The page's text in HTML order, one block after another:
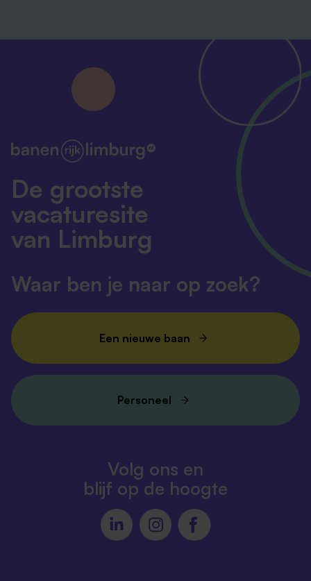
De grootste
vacaturesite
van Limburg
Waar ben je naar op zoek?
Een nieuwe baan
Personeel
Volg ons en
blijf op de hoogte